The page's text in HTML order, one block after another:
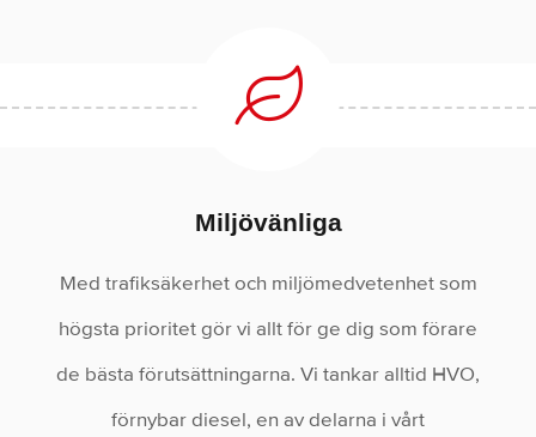
Miljövänliga
Med trafiksäkerhet och miljömedvetenhet som
högsta prioritet gör vi allt för ge dig som förare
de bästa förutsättningarna. Vi tankar alltid HVO,
förnybar diesel, en av delarna i vårt